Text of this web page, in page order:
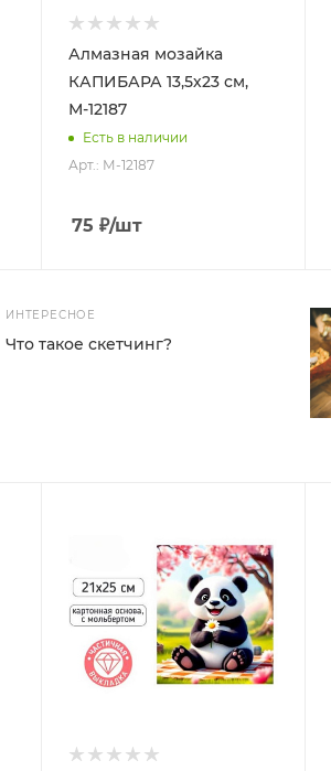
Алмазная мозайка
КАПИБАРА 13,5х23 см,
М-12187
Есть в наличии
Арт.: М-12187
75 ₽/шт
ИНТЕРЕСНОЕ
Что такое скетчинг?